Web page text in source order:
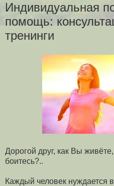
Индивидуальная
помощь:
тренинги
Дорогой друг, как Вы
боитесь?..
Каждый человек нуждается